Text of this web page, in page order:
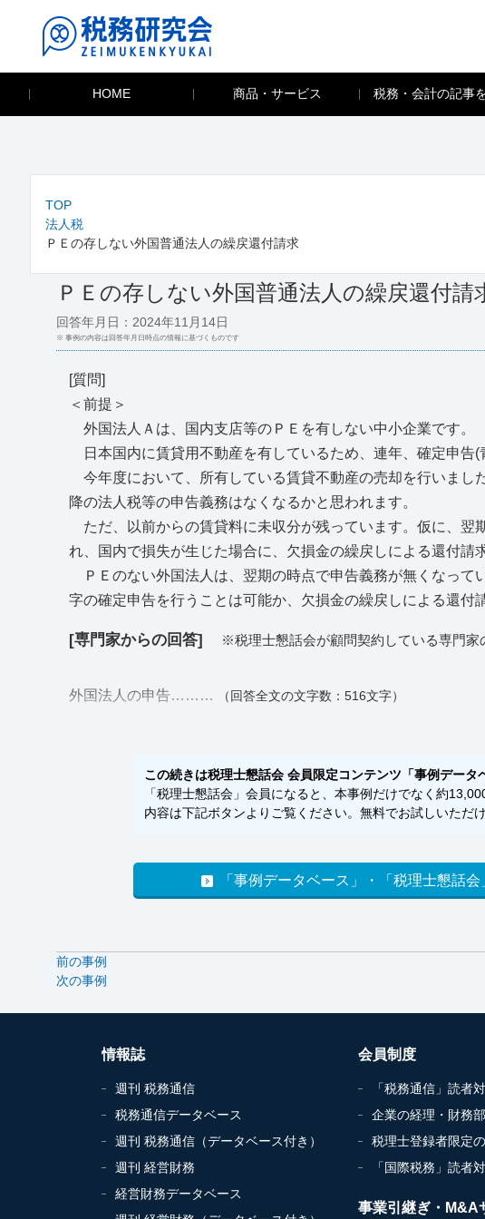
HOME 商品・サービス 税務・会計の記事
TOP
法人税
ＰＥの存しない外国普通法人の繰戻還付請求
ＰＥの存しない外国普通法人の繰戻還付請
回答年月日：2024年11月14日
※ 事例の内容は回答年月日時点の情報に基づくものです
[質問]
＜前提＞
外国法人Ａは、国内支店等のＰＥを有しない中小企業です。
日本国内に賃貸用不動産を有しているため、連年、確定申告(
今年度において、所有している賃貸不動産の売却を行いまし
降の法人税等の申告義務はなくなるかと思われます。
ただ、以前からの賃貸料に未収分が残っています。仮に、翌
れ、国内で損失が生じた場合に、欠損金の繰戻しによる還付請
ＰＥのない外国法人は、翌期の時点で申告義務が無くなって
字の確定申告を行うことは可能か、欠損金の繰戻しによる還付
[専門家からの回答] ※税理士懇話会が顧問契約している専門家
外国法人の申告……… （回答全文の文字数：516文字）
この続きは税理士懇話会 会員限定コンテンツ「事例データ
「税理士懇話会」会員になると、本事例だけでなく約
内容は下記ボタンよりご覧ください。無料でお試しいただ
「事例データベース」・「税理士懇話
前の事例
次の事例
情報誌
週刊 税務通信
税務通信データベース
週刊 税務通信（データベース付き）
週刊 経営財務
経営財務データベース
会員制度
「税務通信」読者
企業の経理・財務
税理士登録者限定
「国際税務」読者
事業引継ぎ・M&A